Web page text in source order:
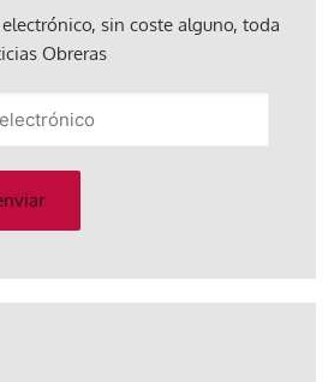
sin coste alguno, toda
Obreras